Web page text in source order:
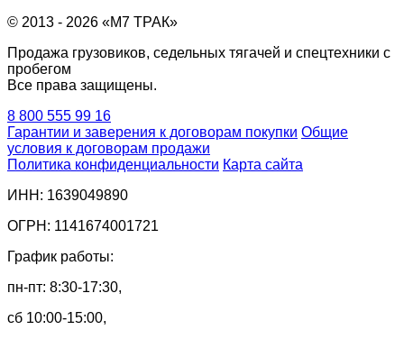
© 2013 - 2026 «М7 ТРАК»
Продажа грузовиков, седельных тягачей и спецтехники с
пробегом
Все права защищены.
8 800 555 99 16
Гарантии и заверения к договорам покупки Общие
условия к договорам продажи
Политика конфиденциальности Карта сайта
ИНН: 1639049890
ОГРН: 1141674001721
График работы:
пн-пт: 8:30-17:30,
сб 10:00-15:00,